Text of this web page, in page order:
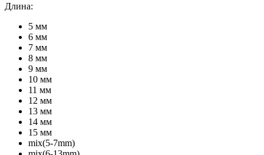
Длина:
5 мм
6 мм
7 мм
8 мм
9 мм
10 мм
11 мм
12 мм
13 мм
14 мм
15 мм
mix(5-7mm)